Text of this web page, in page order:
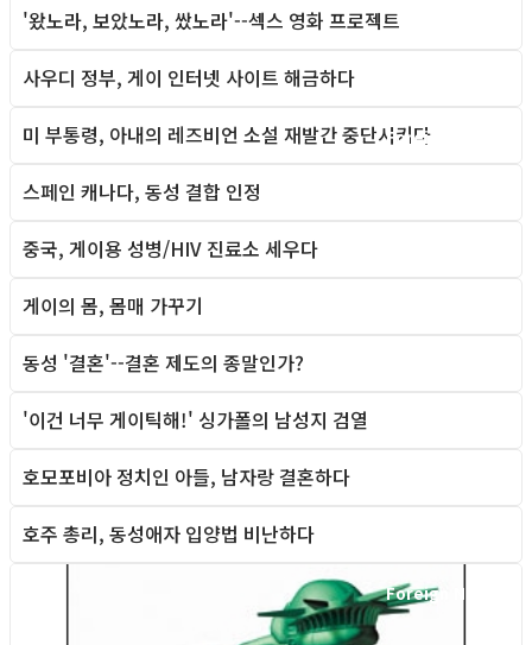
'왔노라, 보았노라, 쌌노라'--섹스 영화 프로젝트
사우디 정부, 게이 인터넷 사이트 해금하다
Foreign News
미 부통령, 아내의 레즈비언 소설 재발간 중단시키다
스페인 캐나다, 동성 결합 인정
중국, 게이용 성병/HIV 진료소 세우다
게이의 몸, 몸매 가꾸기
동성 '결혼'--결혼 제도의 종말인가?
'이건 너무 게이틱해!' 싱가폴의 남성지 검열
호모포비아 정치인 아들, 남자랑 결혼하다
호주 총리, 동성애자 입양법 비난하다
Foreign News